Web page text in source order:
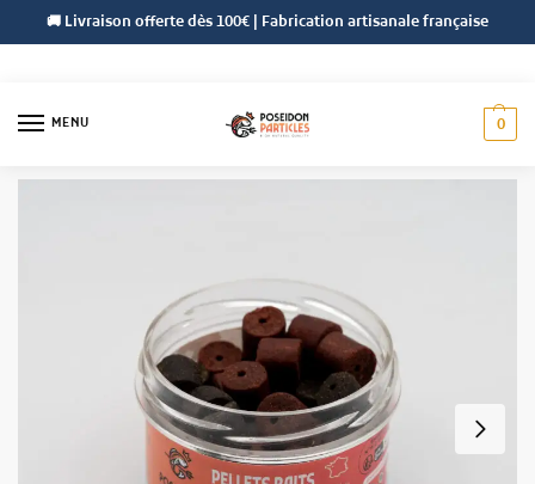
🚚 Livraison offerte dès 100€ | Fabrication artisanale française
MENU
0